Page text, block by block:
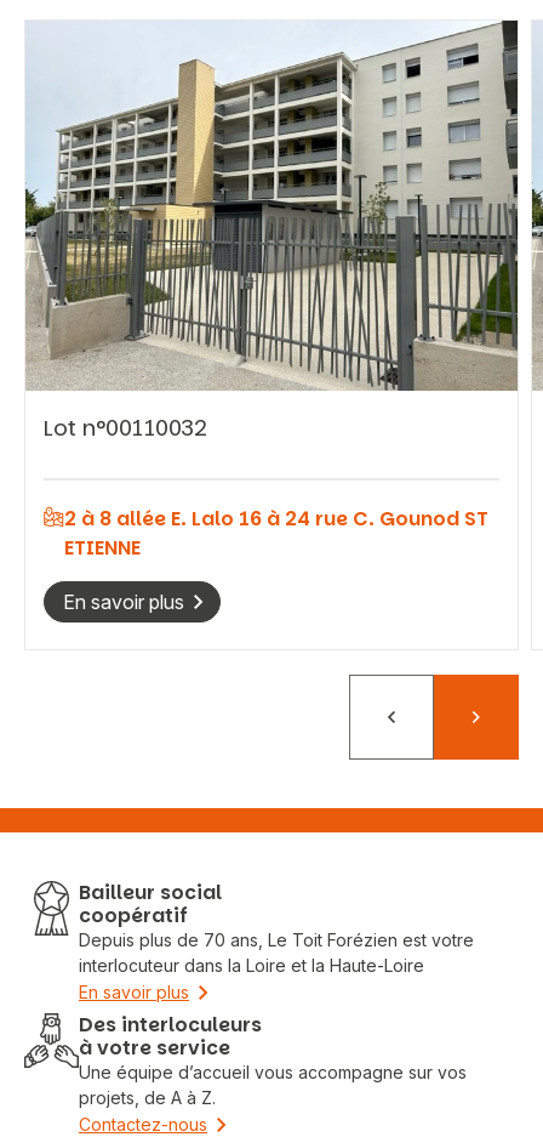
Vous recherchez&nbsp;:
Rechercher
Lot n°00110032
2 à 8 allée E. Lalo 16 à 24 rue C. Gounod ST
ETIENNE
En savoir plus
PrécédentSuivant
Bailleur social
coopératif
Depuis plus de 70 ans, Le Toit Forézien est votre
interlocuteur dans la Loire et la Haute-Loire
En savoir plus
Des interloculeurs
à votre service
Une équipe d’accueil vous accompagne sur vos
projets, de A à Z.
Contactez-nous